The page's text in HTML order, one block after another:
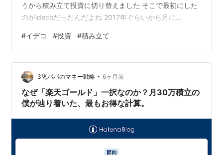
うから積み立て投資に切り替えました そこで最初にした
のがidecoだったんだよね 2017年ぐらいから月に
ど、コロナになってガクンと減って、コロナが収まった
らグンと増えて.... 昨日知り合いと話をしていて、確か30
万円ぐらいプラスだったようなって話をしてました その
後ちょっと気になって確認したら 拠出金累計
￥2.162.000 現在の評価額 ￥4.531.579 2.09倍に…
#イデコ #投資 #積み立て
3児パパのマネー戦略 • 6ヶ月前
なぜ「楽天ゴールド」一択なのか？月30万積立の
僕が辿り着いた、最もお得な計算。